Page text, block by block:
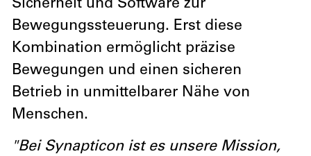
Sicherheit und Software zur
Bewegungssteuerung. Erst diese
Kombination ermöglicht präzise
Bewegungen und einen sicheren
Betrieb in unmittelbarer Nähe von
Menschen.
"Bei Synapticon ist es unsere Mission,